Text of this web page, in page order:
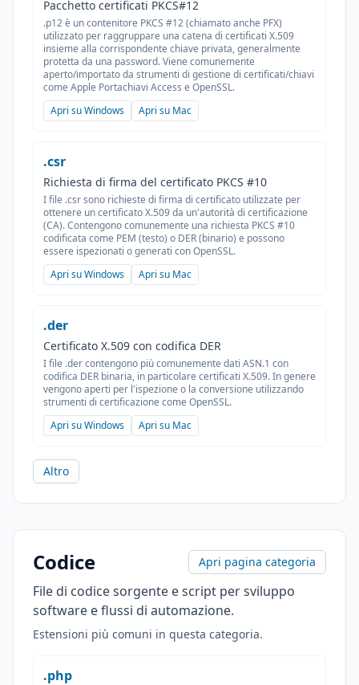
Pacchetto certificati PKCS#12
.p12 è un contenitore PKCS #12 (chiamato anche PFX)
utilizzato per raggruppare una catena di certificati X.509
insieme alla corrispondente chiave privata, generalmente
protetta da una password. Viene comunemente
aperto/importato da strumenti di gestione di certificati/chiavi
come Apple Portachiavi Access e OpenSSL.
Apri su Windows
Apri su Mac
.csr
Richiesta di firma del certificato PKCS #10
I file .csr sono richieste di firma di certificato utilizzate per
ottenere un certificato X.509 da un'autorità di certificazione
(CA). Contengono comunemente una richiesta PKCS #10
codificata come PEM (testo) o DER (binario) e possono
essere ispezionati o generati con OpenSSL.
Apri su Windows
Apri su Mac
.der
Certificato X.509 con codifica DER
I file .der contengono più comunemente dati ASN.1 con
codifica DER binaria, in particolare certificati X.509. In genere
vengono aperti per l'ispezione o la conversione utilizzando
strumenti di certificazione come OpenSSL.
Apri su Windows
Apri su Mac
Altro
Codice Apri pagina categoria
File di codice sorgente e script per sviluppo
software e flussi di automazione.
Estensioni più comuni in questa categoria.
.php